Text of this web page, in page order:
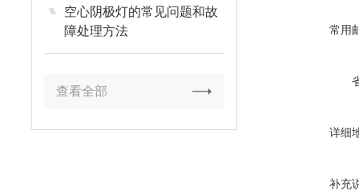
空心阴极灯的常见问题和故
障处理方法
查看全部
常用
详细
补充